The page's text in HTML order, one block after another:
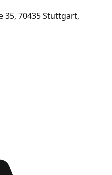
35, 70435 Stuttgart,